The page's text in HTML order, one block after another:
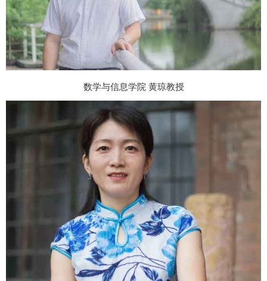
数学与信息学院 黄琼教授